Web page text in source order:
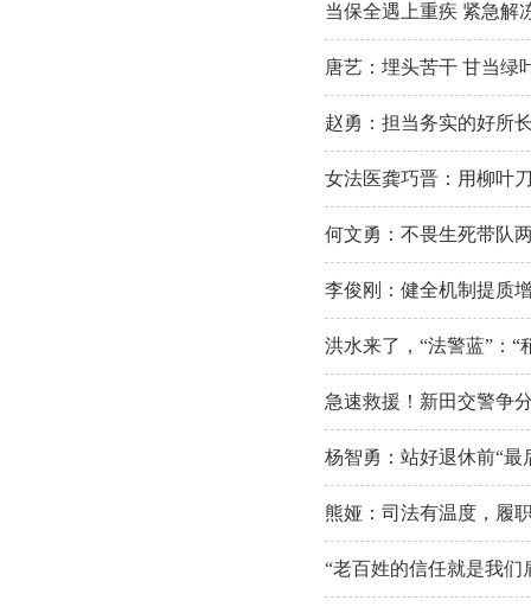
当保全遇上重疾 紧急解
唐艺：埋头苦干 甘当绿
赵勇：担当务实的好所
女法医龚巧晋：用柳叶
何文勇：不畏生死带队
李俊刚：健全机制提质
洪水来了，“法警蓝”：“
急速救援！新田交警争
杨智勇：站好退休前“最
熊娅：司法有温度，履
“老百姓的信任就是我们